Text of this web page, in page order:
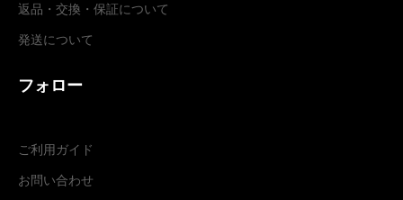
返品・交換 ・ 保証について
発送について
フォロー
ご利用ガイド
お問い合わせ